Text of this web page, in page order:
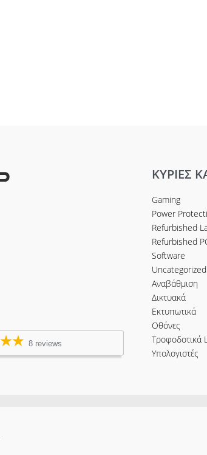
8 reviews
ΚΥΡΙΕΣ
Gaming
Power
Refurbished
Refurbished
Software
Uncategorized
Αναβάθμιση
Δικτυακά
Εκτυπωτικά
Οθόνες
Τροφοδοτικά
Υπολογιστές